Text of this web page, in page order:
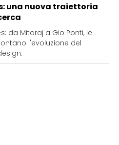
una nuova traiettoria
da Mitoraj a Gio Ponti, le
l'evoluzione del